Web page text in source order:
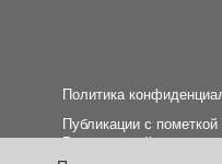
Политика
Публикации с
Редакция сайта не